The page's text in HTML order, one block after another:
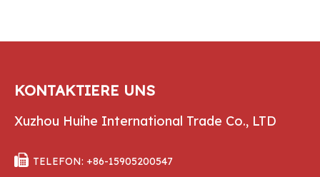
KONTAKTIERE UNS
Xuzhou Huihe International Trade Co., LTD
 TELEFON: +86-15905200547